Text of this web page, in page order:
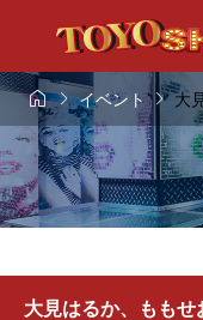
イベント大
大見はるか、もも